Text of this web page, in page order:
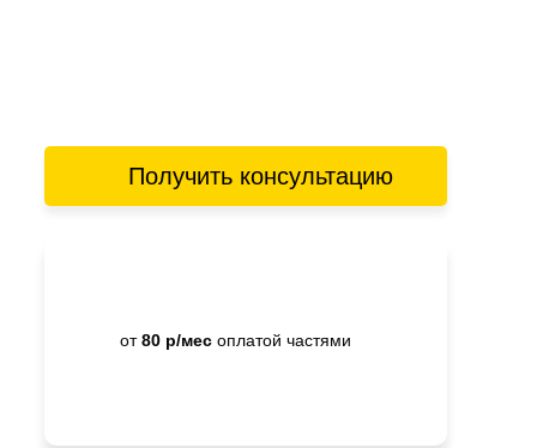
Получить консультацию
от80 р/мес оплатой частями